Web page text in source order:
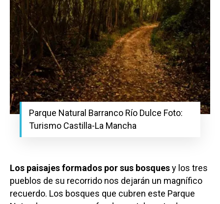
Parque Natural Barranco Río Dulce Foto:
Turismo Castilla-La Mancha
Los paisajes formados por sus bosquesy los tres
pueblos de su recorrido nos dejarán un magnífico
recuerdo. Los bosques que cubren este Parque